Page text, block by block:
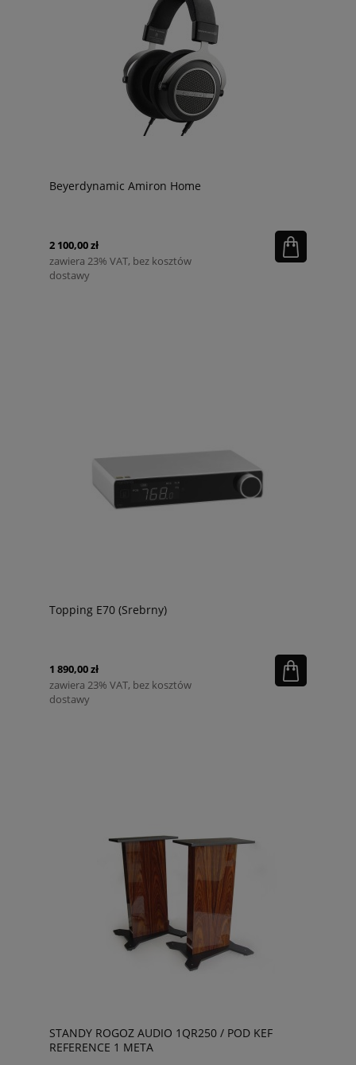
Beyerdynamic Amiron Home
2 100,00 zł
zawiera 23% VAT, bez kosztów
dostawy
Topping E70 (Srebrny)
1 890,00 zł
zawiera 23% VAT, bez kosztów
dostawy
STANDY ROGOZ AUDIO 1QR250 / POD KEF
REFERENCE 1 META